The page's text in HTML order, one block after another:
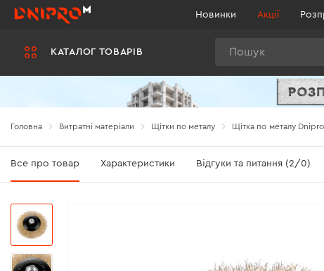
КАТАЛОГ ТОВАРІВ
Новинки Акції
Головна Витратні матеріали Щітки по металу Щітка по металу
Все про товар Характеристики Відгуки та питання (2/0)